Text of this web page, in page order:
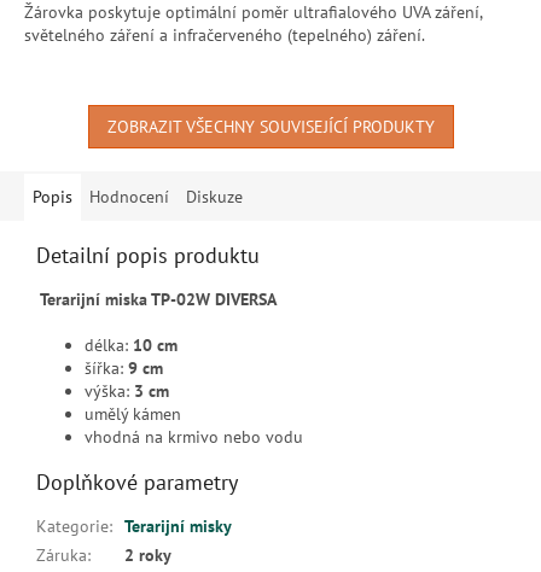
Žárovka poskytuje optimální poměr ultrafialového UVA záření,
světelného záření a infračerveného (tepelného) záření.
ZOBRAZIT VŠECHNY SOUVISEJÍCÍ PRODUKTY
Popis Hodnocení Diskuze
Detailní popis produktu
Terarijní miska TP-02W DIVERSA
délka: 10 cm
šířka: 9 cm
výška: 3 cm
umělý kámen
vhodná na krmivo nebo vodu
Doplňkové parametry
Kategorie: Terarijní misky
Záruka:
2 roky